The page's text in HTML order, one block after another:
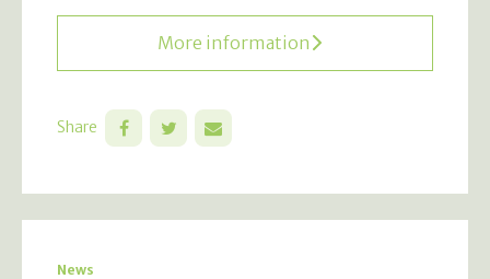
More information
Share
News